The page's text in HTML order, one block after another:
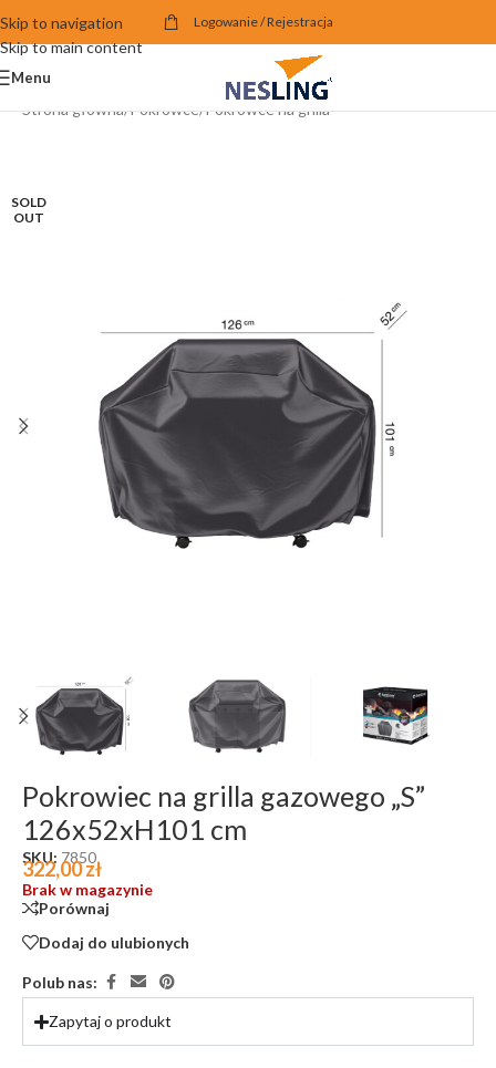
Skip to navigation
Skip to main content
Logowanie / Rejestracja
Menu
Strona główna/Pokrowce/Pokrowce na grilla
SOLD
OUT
Pokrowiec na grilla gazowego „S”
126x52xH101 cm
SKU: 7850
322,00zł
Brak w magazynie
Porównaj
Dodaj do ulubionych
Polub nas:
Zapytaj o produkt